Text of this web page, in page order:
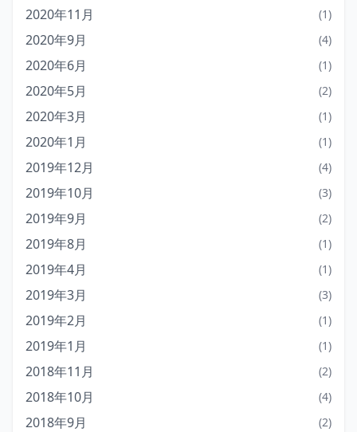
2020年11月 (1)
2020年9月 (4)
2020年6月 (1)
2020年5月 (2)
2020年3月 (1)
2020年1月 (1)
2019年12月 (4)
2019年10月 (3)
2019年9月 (2)
2019年8月 (1)
2019年4月 (1)
2019年3月 (3)
2019年2月 (1)
2019年1月 (1)
2018年11月 (2)
2018年10月 (4)
2018年9月 (2)